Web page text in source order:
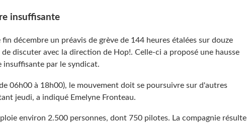
insuffisante
fin décembre un préavis de grève de 144 heures étalées sur douze
discuter avec la direction de Hop!. Celle-ci a proposé une hausse
insuffisante par le syndicat.
06h00 à 18h00), le mouvement doit se poursuivre sur d'autres
jeudi, a indiqué Emelyne Fronteau.
environ 2.500 personnes, dont 750 pilotes. La compagnie résulte